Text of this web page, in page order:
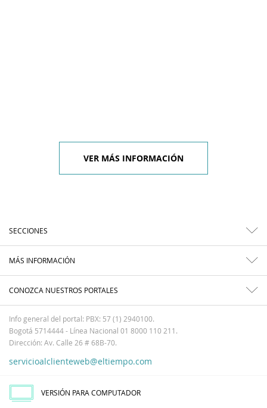
VER MÁS INFORMACIÓN
SECCIONES
MÁS INFORMACIÓN
CONOZCA NUESTROS PORTALES
Info general del portal: PBX: 57 (1) 2940100.
Bogotá 5714444 - Línea Nacional 01 8000 110 211.
Dirección: Av. Calle 26 # 68B-70.
servicioalclienteweb@eltiempo.com
VERSIÓN PARA COMPUTADOR